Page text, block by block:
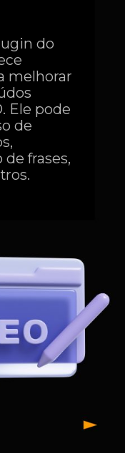
do
melhorar
Ele pode
de
frases,